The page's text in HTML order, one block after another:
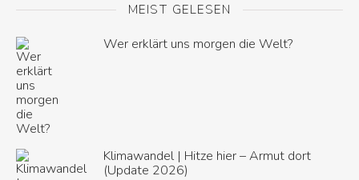
MEIST GELESEN
Wer erklärt uns morgen die Welt?
Klimawandel | Hitze hier – Armut dort
(Update 2026)